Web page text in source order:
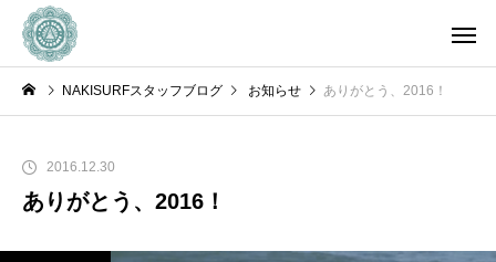
NAKISURFスタッフブログ お知らせ ありがとう、2016！
2016.12.30
ありがとう、2016！